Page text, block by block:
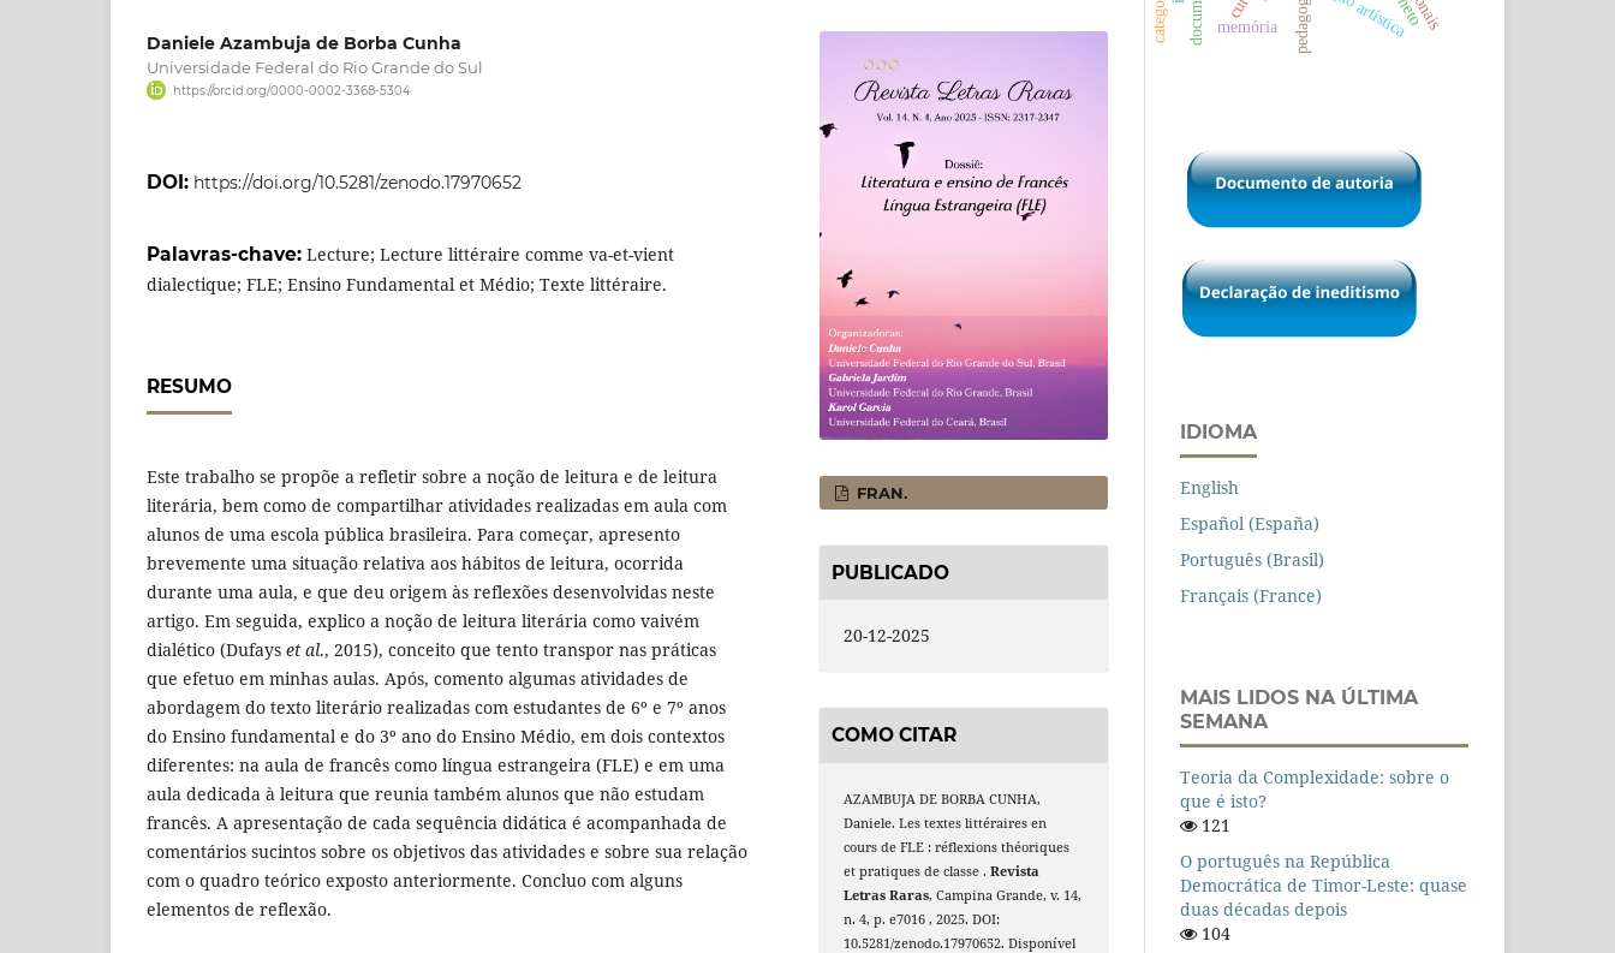
Daniele Azambuja de Borba Cunha
Universidade Federal do Rio Grande do Sul
https://orcid.org/0000-0002-3368-5304
DOI: https://doi.org/10.5281/zenodo.17970652
Palavras-chave: Lecture; Lecture littéraire comme va-et-vient
dialectique; FLE; Ensino Fundamental et Médio; Texte littéraire.
RESUMO
Este trabalho se propõe a refletir sobre a noção de leitura e de leitura
literária, bem como de compartilhar atividades realizadas em aula com
alunos de uma escola pública brasileira. Para começar, apresento
brevemente uma situação relativa aos hábitos de leitura, ocorrida
durante uma aula, e que deu origem às reflexões desenvolvidas neste
artigo. Em seguida, explico a noção de leitura literária como vaivém
dialético (Dufays et al., 2015), conceito que tento transpor nas práticas
que efetuo em minhas aulas. Após, comento algumas atividades de
abordagem do texto literário realizadas com estudantes de 6º e 7º anos
do Ensino fundamental e do 3º ano do Ensino Médio, em dois contextos
diferentes: na aula de francês como língua estrangeira (FLE) e em uma
aula dedicada à leitura que reunia também alunos que não estudam
francês. A apresentação de cada sequência didática é acompanhada de
comentários sucintos sobre os objetivos das atividades e sobre sua relação
com o quadro teórico exposto anteriormente. Concluo com alguns
elementos de reflexão.
FRAN.
PUBLICADO
20-12-2025
COMO CITAR
AZAMBUJA DE BORBA CUNHA,
Daniele. Les textes littéraires en
cours de FLE : réflexions théoriques
et pratiques de classe .Revista
Letras Raras, Campina Grande, v. 14,
n. 4, p. e7016 , 2025. DOI:
10.5281/zenodo.17970652. Disponível
memória pedagogy
IDIOMA
English
Español (España)
Português (Brasil)
Français (France)
MAIS LIDOS NA ÚLTIMA
SEMANA
Teoria da Complexidade: sobre o
que é isto?
121
O português na República
Democrática de Timor-Leste: quase
duas décadas depois
104